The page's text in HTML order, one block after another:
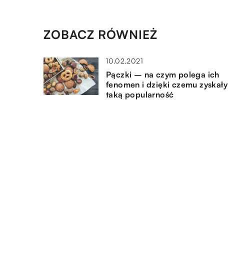
ZOBACZ RÓWNIEŻ
10.02.2021
Pączki – na czym polega ich
fenomen i dzięki czemu zyskały
taką popularność